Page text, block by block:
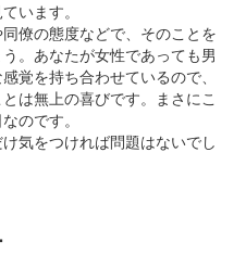
います。
僚の態度などで、そのことを
。あなたが女性であっても男
覚を持ち合わせているので、
は無上の喜びです。まさにこ
のです。
気をつければ問題はないでし